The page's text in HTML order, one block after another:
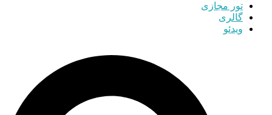
تور مجازی
گالری
ویدئو